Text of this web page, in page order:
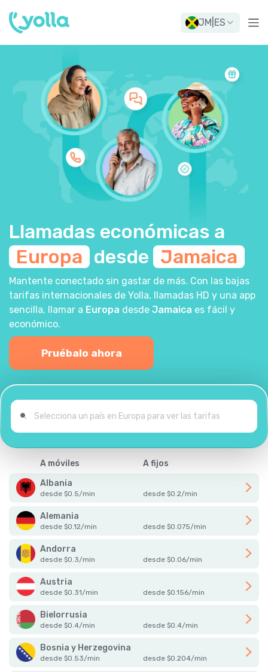
JM ES
Llamadas económicas a
Europa desde Jamaica
Mantente conectado sin gastar de más. Con las bajas
tarifas internacionales de Yolla, llamadas HD y una app
sencilla, llamar a Europa desde Jamaica es fácil y
económico.
Pruébalo ahora
A móviles
A fijos
Albania
desde $0.5/min desde $0.2/min
Alemania
desde $0.12/min desde $0.075/min
Andorra
desde $0.3/min desde $0.06/min
Austria
desde $0.31/min desde $0.156/min
Bielorrusia
desde $0.4/min desde $0.4/min
Bosnia y Herzegovina
desde $0.53/min desde $0.204/min